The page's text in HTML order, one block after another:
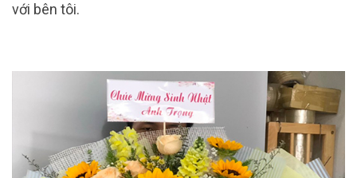
với bên tôi.